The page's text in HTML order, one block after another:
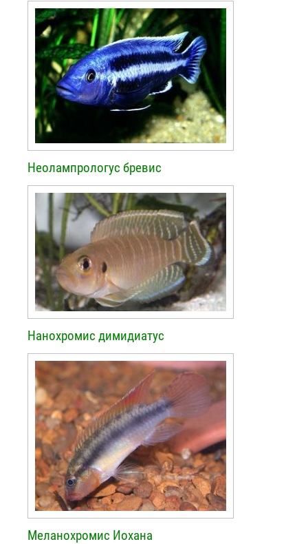
Неолампрологус бревис
Нанохромис димидиатус
Меланохромис Иохана